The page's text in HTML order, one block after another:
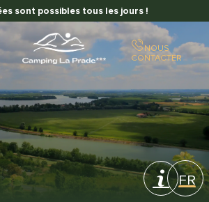
sont possibles tous les jours !
NOUS
CONTACTER
FR